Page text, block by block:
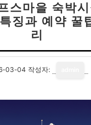
스마을 숙박시
징과 예약 꿀
리
03-04 작성자: